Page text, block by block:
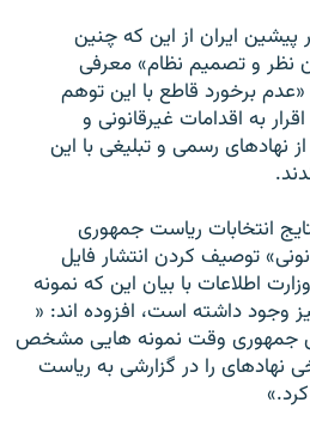
ایران از این که چنین
نظر و تصمیم نظام» معرفى
برخورد قاطع با این توهم
به اقدامات غیرقانونى و
نهادهاى رسمى و تبلیغى با این
انتخابات ریاست جمهورى
توصیف کردن انتشار فایل
اطلاعات با بیان این که نمونه
وجود داشته است، افزوده اند: «
در سال ۱۳۸۴ رئیس جمهورى وقت نمونه هایى مشخص
نهادهاى را در گزارشى به ریاست